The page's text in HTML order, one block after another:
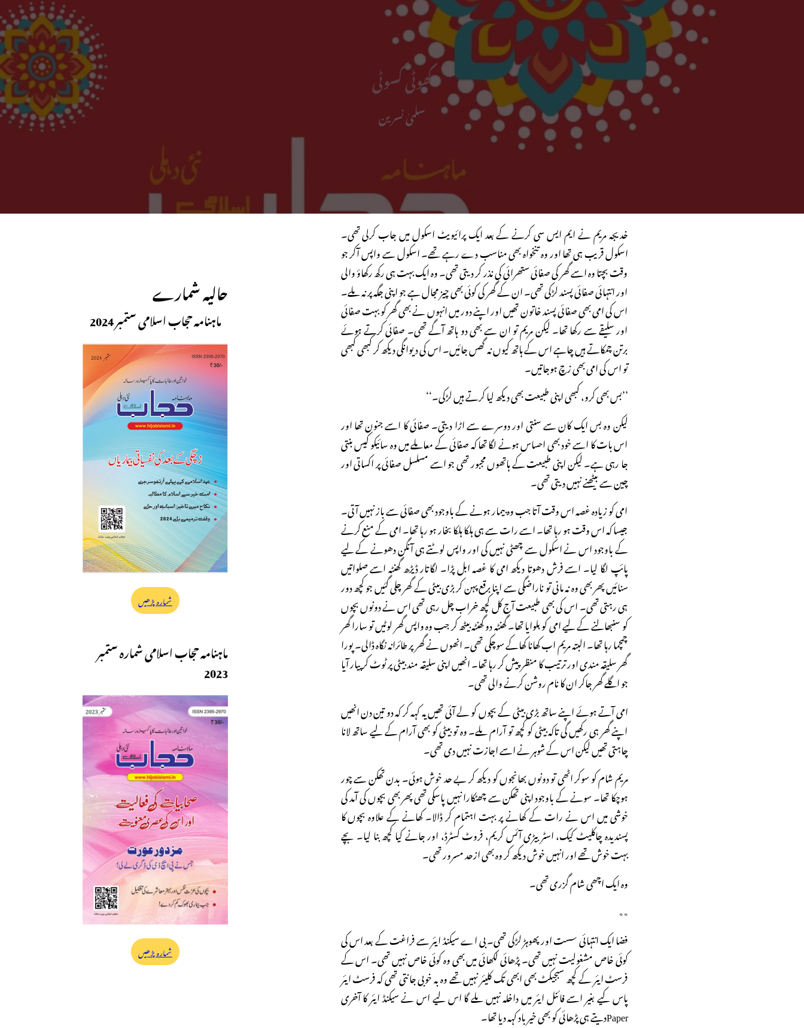
کھوٹی کسوٹی
سلمیٰ نسرین
خدیجہ مریم نے ایم ایس سی کرنے کے بعد ایک پرائیویٹ اسکول میں جاب کرلی تھی۔
اسکول قریب ہی تھا اور وہ تنخواہ بھی مناسب دے رہے تھے۔ اسکول سے واپس آکر جو
وقت بچتا وہ اسے گھر کی صفائی ستھرائی کی نذر کر دیتی تھی۔ وہ ایک بہت ہی رکھ رکھاؤ والی
اور انتہائی صفائی پسند لڑکی تھی۔ ان کے گھر کی کوئی بھی چیز مجال ہے جو اپنی جگہ پر نہ ملے۔
اس کی امی بھی صفائی پسند خاتون تھیں اور اپنے دور میں انہوں نے بھی گھر کو بہت صفائی
اور سلیقے سے رکھا تھا۔ لیکن مریم تو ان سے بھی دو ہاتھ آگے تھی۔ صفائی کرتے ہوئے
برتن چمکاتے ہیں چاہے اس کے ہاتھ کیوں نہ گھس جائیں۔ اس کی دیوانگی دیکھ کر کبھی کبھی
تو اس کی امی بھی زچ ہوجاتیں۔
’’بس بھی کرو، کبھی اپنی طبیعت بھی دیکھ لیا کرتے ہیں لڑکی۔‘‘
لیکن وہ بس ایک کان سے سنتی اور دوسرے سے اڑا دیتی۔ صفائی کا اسے جنون تھا اور
اس بات کا اسے خود بھی احساس ہونے لگا تھا کہ صفائی کے معاملے میں وہ سائیکو کیس بنتی
جا رہی ہے۔ لیکن اپنی طبیعت کے ہاتھوں مجبور تھی جو اسے مسلسل صفائی پر اکساتی اور
چین سے بیٹھنے نہیں دیتی تھی۔
امی کو زیادہ غصہ اس وقت آتا جب وہ بیمار ہونے کے باوجود بھی صفائی سے باز نہیں آتی۔
جیسا کہ اس وقت ہو رہا تھا۔ اسے رات سے ہی ہلکا ہلکا بخار ہو رہا تھا۔ امی کے منع کرنے
کے باوجود اس نے اسکول سے چھٹی نہیں کی اور واپس لوٹتے ہی آنگن دھونے کے لیے
پائپ لگا لیا۔ اسے فرش دھوتا دیکھ امی کا غصہ ابل پڑا۔ لگاتار ڈیڑھ گھنٹہ اسے صلواتیں
سنائیں پھر بھی وہ نہ مانی تو ناراضگی سے اپنا برقع پہن کر بڑی بیٹی کے گھر چلی گئیں جو کچھ دور
ہی رہتی تھی۔ اس کی بھی طبیعت آج کل کچھ خراب چل رہی تھی اس نے دونوں بچوں
کو سنبھالنے کے لیے امی کو بلوایا تھا۔ گھنٹہ دو گھنٹہ بیٹھ کر جب وہ واپس گھر لوٹیں تو سارا گھر
چمچما رہا تھا۔ البتہ مریم اب کھانا کھاکے سوچکی تھی۔ انھوں نے گھر پر طائرانہ نگاہ ڈالی۔ پورا
گھر سلیقہ مندی اور ترتیب کا منظر پیش کر رہا تھا۔ انھیں اپنی سلیقہ مند بیٹی پر ٹوٹ کر پیار آیا
جو اگلے گھر جاکر ان کا نام روشن کرنے والی تھی۔
امی آتے ہوئے اپنے ساتھ بڑی بیٹی کے بچوں کو لے آئی تھیں یہ کہہ کر کہ دو تین دن انھیں
اپنے گھر ہی رکھیں گی تاکہ بیٹی کو کچھ تو آرام ملے۔ وہ تو بیٹی کو بھی آرام کے لیے ساتھ لانا
چاہتی تھیں لیکن اس کے شوہر نے اسے اجازت نہیں دی تھی۔
مریم شام کو سوکر اٹھی تو دونوں بھانجوں کو دیکھ کر بے حد خوش ہوئی۔ بدن تھکن سے چور
ہوچکا تھا۔ سونے کے باوجود اپنی تھکن سے چھٹکارا نہیں پاسکی تھی پھر بھی بچوں کی آمد کی
خوشی میں اس نے رات کے کھانے پر بہت اہتمام کر ڈالا۔ کھانے کے علاوہ بچوں کا
پسندیدہ چاکلیٹ کیک، اسٹر بیڑی آئس کریم، فروٹ کسٹرڈ، اور جانے کیا کچھ بنا لیا۔ بچے
بہت خوش تھے اور انہیں خوش دیکھ کر وہ بھی ازحد مسرور تھی۔
وہ ایک اچھی شام گزری تھی۔
٭٭
فضا ایک انتہائی سست اور پھوہڑ لڑکی تھی۔ بی اے سیکنڈ ایئر سے فراغت کے بعد اس کی
کوئی خاص مشغولیت نہیں تھی۔ پڑھائی لکھائی میں بھی وہ کوئی خاص نہیں تھی۔ اس کے
فرسٹ ایئر کے کچھ سبجیکٹ بھی ابھی تک کلیئر نہیں تھے وہ بہ خوبی جانتی تھی کہ فرسٹ ایئر
پاس کیے بغیر اسے فائنل ایئر میں داخلہ نہیں ملے گا اس لیے اس نے سیکنڈ ایئر کا آخری
Paperدیتے ہی پڑھائی کو بھی خیرباد کہہ دیا تھا۔
حالیہ شمارے
ماہنامہ حجاب اسلامی ستمبر 2024
شمارہ پڑھیں
ماہنامہ حجاب اسلامی شمارہ ستمبر
2023
شمارہ پڑھیں